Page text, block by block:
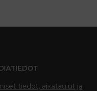
tiedot, aikataulut ja